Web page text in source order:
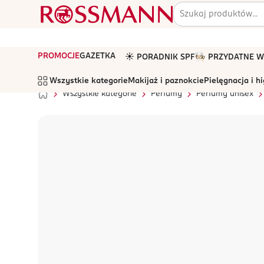
PROMOCJEGAZETKA ☀️ PORADNIK SPF🧑🏻‍🍳 PRZYDATNE
Wszystkie kategorie Makijaż i paznokcie Pielęgnacja i
Wszystkie kategorie
Perfumy Perfumy unisex